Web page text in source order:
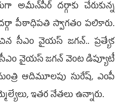
అమీన్‌పీర్‌ దర్గాకు చేరుకున్న
పీఠాధిపతి స్వాగతం పలికారు.
సీఎం వైయస్‌ జగన్‌.. ప్రత్యేక
సీఎం వైయస్‌ జగన్‌ వెంట డిప్యూటీ
ఆదిమూలపు సురేష్, ఎంపీ
ఇతర నేతలు ఉన్నారు.